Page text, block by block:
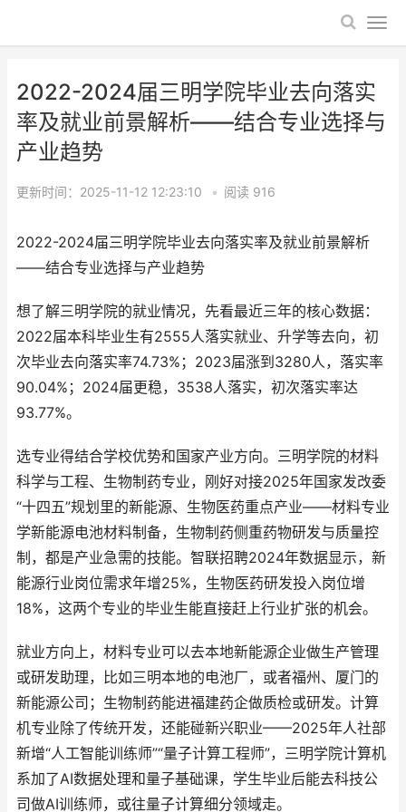
2022-2024届三明学院毕业去向落实
率及就业前景解析——结合专业选择与
产业趋势
更新时间：2025-11-12 12:23:10 • 阅读 916
2022-2024届三明学院毕业去向落实率及就业前景解析
——结合专业选择与产业趋势
想了解三明学院的就业情况，先看最近三年的核心数据：
2022届本科毕业生有2555人落实就业、升学等去向，初
次毕业去向落实率74.73%；2023届涨到3280人，落实率
90.04%；2024届更稳，3538人落实，初次落实率达
93.77%。
选专业得结合学校优势和国家产业方向。三明学院的材料
科学与工程、生物制药专业，刚好对接2025年国家发改委
“十四五”规划里的新能源、生物医药重点产业——材料专业
学新能源电池材料制备，生物制药侧重药物研发与质量控
制，都是产业急需的技能。智联招聘2024年数据显示，新
能源行业岗位需求年增25%，生物医药研发投入岗位增
18%，这两个专业的毕业生能直接赶上行业扩张的机会。
就业方向上，材料专业可以去本地新能源企业做生产管理
或研发助理，比如三明本地的电池厂，或者福州、厦门的
新能源公司；生物制药能进福建药企做质检或研发。计算
机专业除了传统开发，还能碰新兴职业——2025年人社部
新增“人工智能训练师”“量子计算工程师”，三明学院计算机
系加了AI数据处理和量子基础课，学生毕业后能去科技公
司做AI训练师，或往量子计算细分领域走。